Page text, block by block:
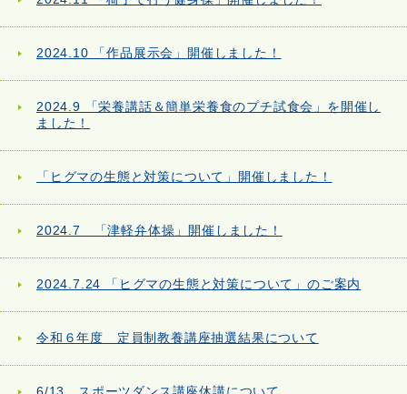
2024.10 「作品展示会」開催しました！
2024.9 「栄養講話＆簡単栄養食のプチ試食会」を開催し
ました！
「ヒグマの生態と対策について」開催しました！
2024.7 「津軽弁体操」開催しました！
2024.7.24 「ヒグマの生態と対策について」のご案内
令和６年度 定員制教養講座抽選結果について